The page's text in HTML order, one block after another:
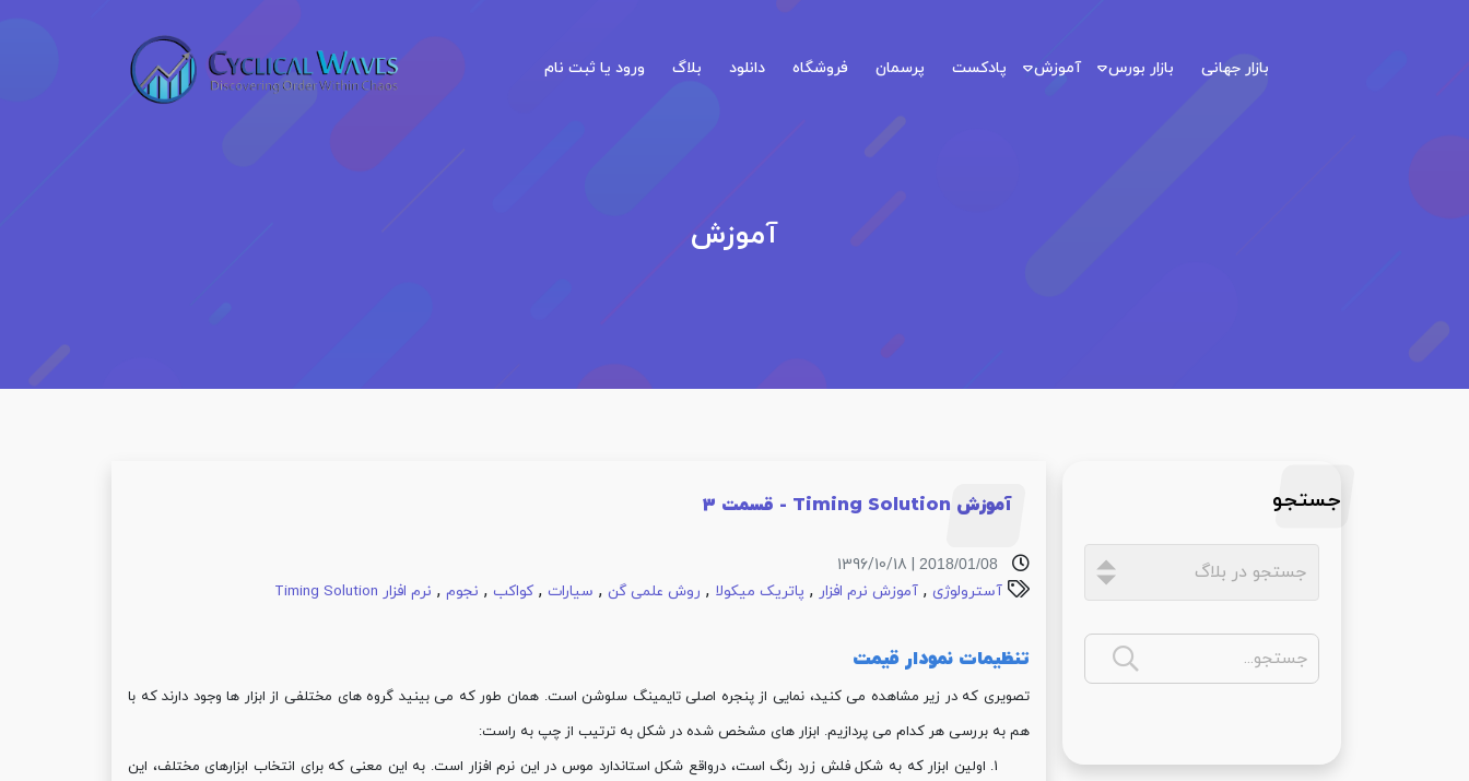
بازار جهانی بازار بورس آموزش پادکست پرسمان فروشگاه دانلود بلاگ ورود یا ثبت نام
آموزش
جستجو آموزش Timing Solution - قسمت 3
2018/01/08
| 1396/10/18
آسترولوژی , آموزش نرم افزار , پاتریک میکولا , روش علمی گن , سیارات , کواکب , نجوم , نرم افزار Timing Solution
تنظیمات نمودار قیمت
تصویری که در زیر مشاهده می کنید، نمایی از پنجره اصلی تایمینگ سلوشن است. همان طور که می بینید گروه های مختلفی از ابزار ها وجود دارند که با
هم به بررسی هر کدام می پردازیم. ابزار های مشخص شده در شکل به ترتیب از چپ به راست:
اولین ابزار که به شکل فلش زرد رنگ است، درواقع شکل استاندارد موس در این نرم افزار است. به این معنی که برای انتخاب ابزارهای مختلف، این